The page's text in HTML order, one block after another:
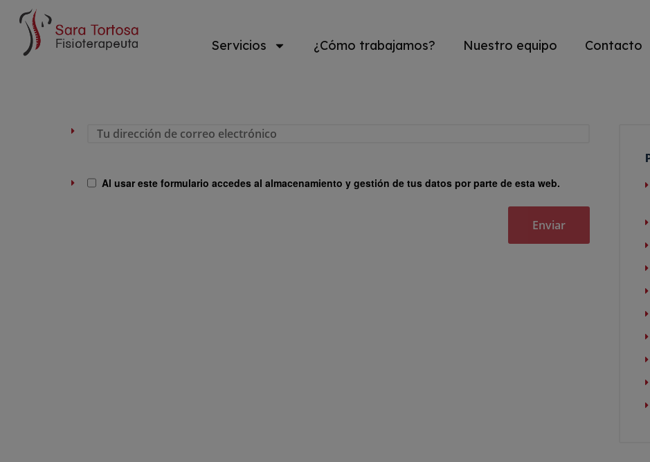
Servicios ¿Cómo trabajamos? Nuestro equipo Contacto
Al usar este formulario accedes al almacenamiento y gestión de tus datos por parte de esta web.